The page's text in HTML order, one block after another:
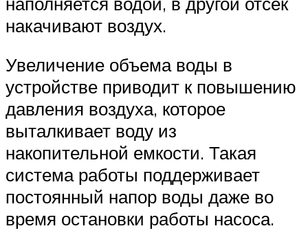
накачивают воздух.
Увеличение объема воды в
устройстве приводит к повышению
давления воздуха, которое
выталкивает воду из
накопительной емкости. Такая
система работы поддерживает
постоянный напор воды даже во
время остановки работы насоса.